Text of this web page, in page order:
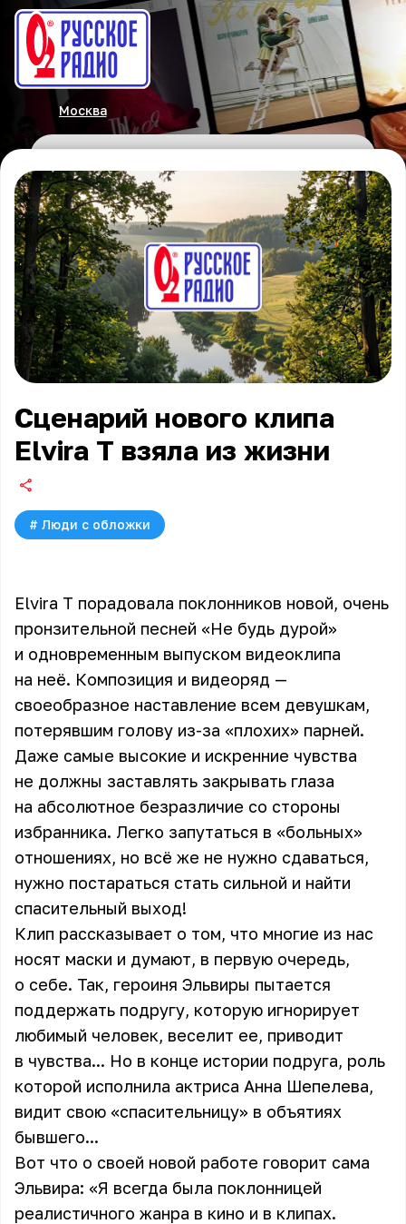
Москва
Сценарий нового клипа
Elvira T взяла из жизни
# Люди с обложки
Elvira T порадовала поклонников новой, очень
пронзительной песней «Не будь дурой»
и одновременным выпуском видеоклипа
на неё. Композиция и видеоряд —
своеобразное наставление всем девушкам,
потерявшим голову из-за «плохих» парней.
Даже самые высокие и искренние чувства
не должны заставлять закрывать глаза
на абсолютное безразличие со стороны
избранника. Легко запутаться в «больных»
отношениях, но всё же не нужно сдаваться,
нужно постараться стать сильной и найти
спасительный выход!
Клип рассказывает о том, что многие из нас
носят маски и думают, в первую очередь,
о себе. Так, героиня Эльвиры пытается
поддержать подругу, которую игнорирует
любимый человек, веселит ее, приводит
в чувства... Но в конце истории подруга, роль
которой исполнила актриса Анна Шепелева,
видит свою «спасительницу» в объятиях
бывшего...
Вот что о своей новой работе говорит сама
Эльвира: «Я всегда была поклонницей
реалистичного жанра в кино и в клипах.